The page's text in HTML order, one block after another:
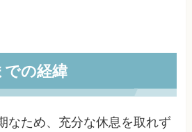
の経緯
なため、充分な休息を取れず